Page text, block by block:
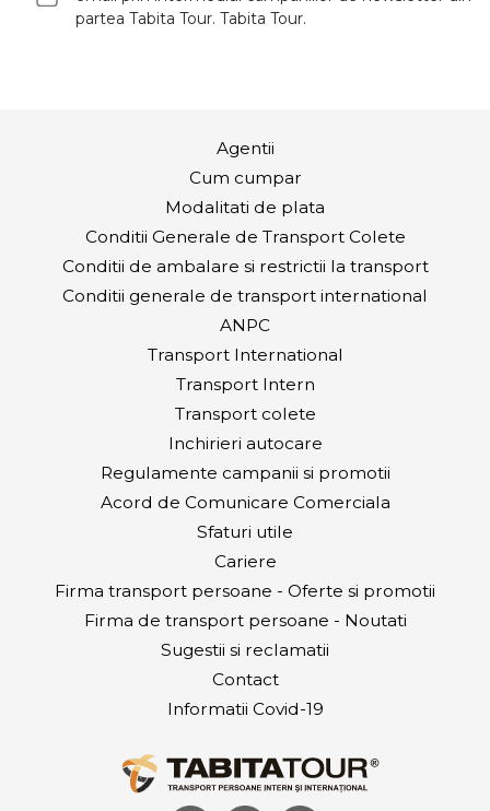
partea Tabita Tour. Tabita Tour.
Agentii
Cum cumpar
Modalitati de plata
Conditii Generale de Transport Colete
Conditii de ambalare si restrictii la transport
Conditii generale de transport international
ANPC
Transport International
Transport Intern
Transport colete
Inchirieri autocare
Regulamente campanii si promotii
Acord de Comunicare Comerciala
Sfaturi utile
Cariere
Firma transport persoane - Oferte si promotii
Firma de transport persoane - Noutati
Sugestii si reclamatii
Contact
Informatii Covid-19